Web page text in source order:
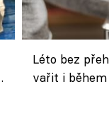
Léto bez
vařit i